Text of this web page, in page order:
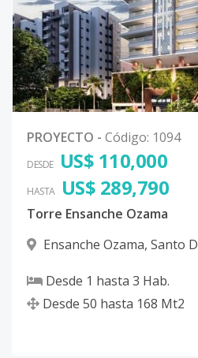
PROYECTO - Código: 1094
DESDE US$ 110,000
HASTA US$ 289,790
Torre Ensanche Ozama
Ensanche Ozama, Santo
Desde 1 hasta 3 Hab.
Desde 50 hasta 168 Mt2